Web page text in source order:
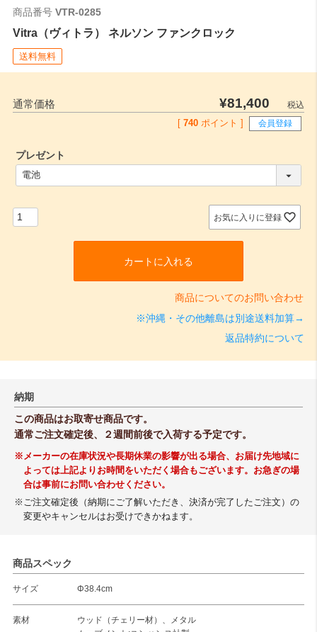
商品番号 VTR-0285
Vitra（ヴィトラ） ネルソン ファンクロック
送料無料
通常価格 ¥81,400
税込
[ 740 ポイント ] 会員登録
プレゼント
お気に入りに登録
カートに入れる
商品についてのお問い合わせ
※沖縄・その他離島は別途送料加算→
返品特約について
納期
この商品はお取寄せ商品です。
通常ご注文確定後、２週間前後で入荷する予定です。
※メーカーの在庫状況や長期休業の影響が出る場合、お届け先地域に
よっては上記よりお時間をいただく場合もございます。お急ぎの場
合は事前にお問い合わせください。
※ご注文確定後（納期にご了解いただき、決済が完了したご注文）の
変更やキャンセルはお受けできかねます。
商品スペック
サイズ Φ38.4cm
素材
ウッド（チェリー材）、メタル